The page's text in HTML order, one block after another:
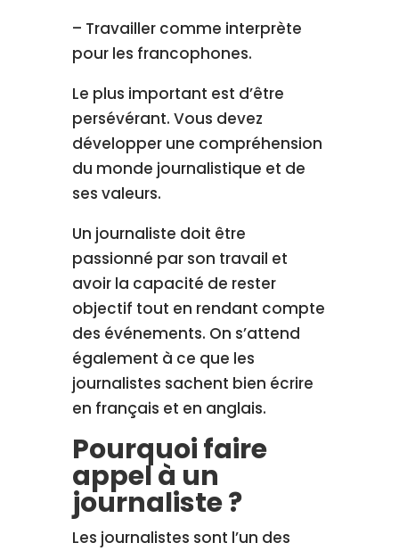
– Travailler comme interprète
pour les francophones.
Le plus important est d’être
persévérant. Vous devez
développer une compréhension
du monde journalistique et de
ses valeurs.
Un journaliste doit être
passionné par son travail et
avoir la capacité de rester
objectif tout en rendant compte
des événements. On s’attend
également à ce que les
journalistes sachent bien écrire
en français et en anglais.
Pourquoi faire
appel à un
journaliste ?
Les journalistes sont l’un des